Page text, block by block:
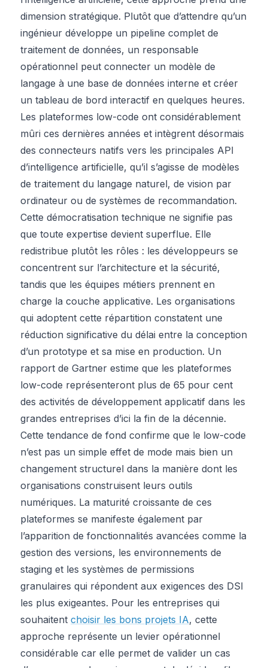
dimension stratégique. Plutôt que d’attendre qu’un
ingénieur développe un pipeline complet de
traitement de données, un responsable
opérationnel peut connecter un modèle de
langage à une base de données interne et créer
un tableau de bord interactif en quelques heures.
Les plateformes low-code ont considérablement
mûri ces dernières années et intègrent désormais
des connecteurs natifs vers les principales API
d’intelligence artificielle, qu’il s’agisse de modèles
de traitement du langage naturel, de vision par
ordinateur ou de systèmes de recommandation.
Cette démocratisation technique ne signifie pas
que toute expertise devient superflue. Elle
redistribue plutôt les rôles : les développeurs se
concentrent sur l’architecture et la sécurité,
tandis que les équipes métiers prennent en
charge la couche applicative. Les organisations
qui adoptent cette répartition constatent une
réduction significative du délai entre la conception
d’un prototype et sa mise en production. Un
rapport de Gartner estime que les plateformes
low-code représenteront plus de 65 pour cent
des activités de développement applicatif dans les
grandes entreprises d’ici la fin de la décennie.
Cette tendance de fond confirme que le low-code
n’est pas un simple effet de mode mais bien un
changement structurel dans la manière dont les
organisations construisent leurs outils
numériques. La maturité croissante de ces
plateformes se manifeste également par
l’apparition de fonctionnalités avancées comme la
gestion des versions, les environnements de
staging et les systèmes de permissions
granulaires qui répondent aux exigences des DSI
les plus exigeantes. Pour les entreprises qui
souhaitent choisir les bons projets IA, cette
approche représente un levier opérationnel
considérable car elle permet de valider un cas